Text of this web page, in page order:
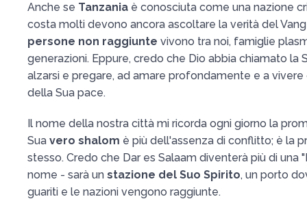
Anche se Tanzania è conosciuta come una nazione
costa molti devono ancora ascoltare la verità del
persone non raggiunte vivono tra noi, famiglie
generazioni. Eppure, credo che Dio abbia chiamato la
alzarsi e pregare, ad amare profondamente e a
della Sua pace.
Il nome della nostra città mi ricorda ogni giorno la
Sua vero shalom è più dell'assenza di conflitto; è la
stesso. Credo che Dar es Salaam diventerà più di una
nome - sarà un stazione del Suo Spirito, un porto
guariti e le nazioni vengono raggiunte.